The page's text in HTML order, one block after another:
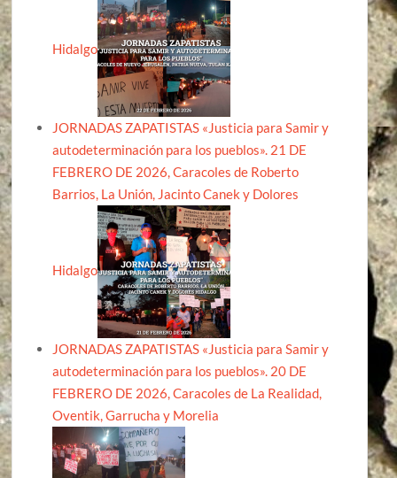
Hidalgo
JORNADAS ZAPATISTAS «Justicia para Samir y
autodeterminación para los pueblos». 21 DE
FEBRERO DE 2026, Caracoles de Roberto
Barrios, La Unión, Jacinto Canek y Dolores
Hidalgo
JORNADAS ZAPATISTAS «Justicia para Samir y
autodeterminación para los pueblos». 20 DE
FEBRERO DE 2026, Caracoles de La Realidad,
Oventik, Garrucha y Morelia